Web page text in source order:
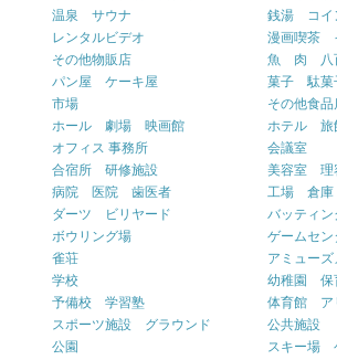
温泉 サウナ
銭湯 コイ
レンタルビデオ
漫画喫茶
その他物販店
魚 肉 八
パン屋 ケーキ屋
菓子 駄菓
市場
その他食品
ホール 劇場 映画館
ホテル 旅
オフィス 事務所
会議室
合宿所 研修施設
美容室 理
病院 医院 歯医者
工場 倉庫
ダーツ ビリヤード
バッティン
ボウリング場
ゲームセン
雀荘
アミュー
学校
幼稚園 保
予備校 学習塾
体育館 ア
スポーツ施設 グラウンド
公共施設
公園
スキー場